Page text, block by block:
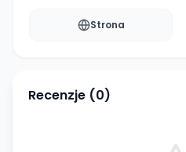
Strona
Recenzje (0)